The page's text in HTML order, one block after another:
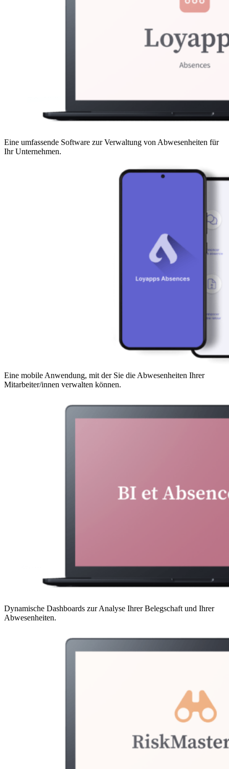
Eine umfassende Software zur Verwaltung von Abwesenheiten für
Ihr Unternehmen.
Eine mobile Anwendung, mit der Sie die Abwesenheiten Ihrer
Mitarbeiter/innen verwalten können.
Dynamische Dashboards zur Analyse Ihrer Belegschaft und Ihrer
Abwesenheiten.